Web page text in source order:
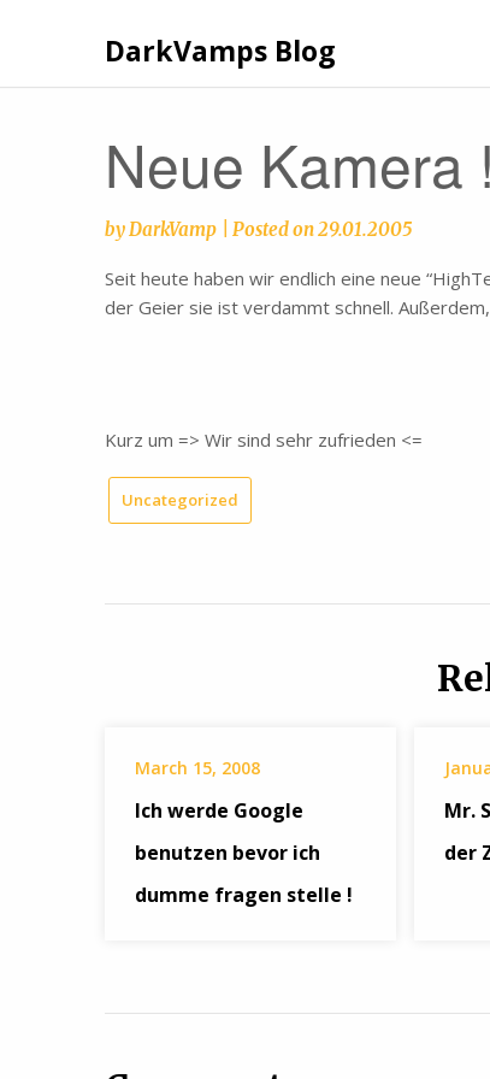
DarkVamps Blog
Neue Kamera !
byDarkVamp Posted on29.01.2005
Seit heute haben wir endlich eine neue
der Geier sie ist verdammt schnell.
Kurz um => Wir sind sehr zufrieden <=
Uncategorized
March 15, 2008
Ich werde Google
benutzen bevor ich
dumme fragen stelle !
Mr.
der